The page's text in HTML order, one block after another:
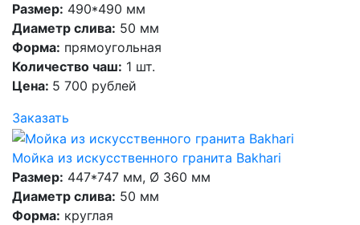
Размер: 490*490 мм
Диаметр слива: 50 мм
Форма: прямоугольная
Количество чаш: 1 шт.
Цена: 5 700 рублей
Заказать
Мойка из искусственного гранита Bakhari
Размер: 447*747 мм, Ø 360 мм
Диаметр слива: 50 мм
Форма: круглая